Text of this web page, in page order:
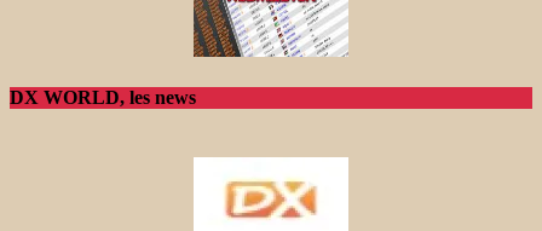
DX WORLD, les news